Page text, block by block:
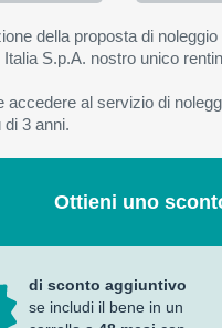
della proposta di
S.p.A. nostro unico
accedere al servizio di
di 3 anni.
Ottieni uno
di sconto aggiuntivo
se includi il bene in un